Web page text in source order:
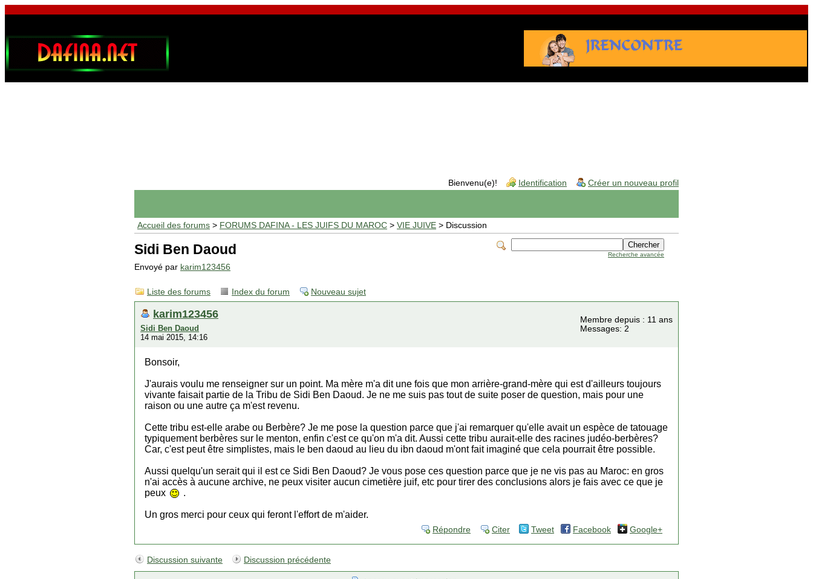
Bienvenu(e)! Identification Créer un nouveau profil
Accueil des forums > FORUMS DAFINA - LES JUIFS DU MAROC > VIE JUIVE > Discussion
Recherche avancée
Sidi Ben Daoud
Envoyé par karim123456
Liste des forums Index du forum Nouveau sujet
karim123456
Sidi Ben Daoud
14 mai 2015, 14:16
Membre depuis : 11 ans
Messages: 2
Bonsoir,
J'aurais voulu me renseigner sur un point. Ma mère m'a dit une fois que mon arrière-grand-mère qui est d'ailleurs toujours
vivante faisait partie de la Tribu de Sidi Ben Daoud. Je ne me suis pas tout de suite poser de question, mais pour une
raison ou une autre ça m'est revenu.
Cette tribu est-elle arabe ou Berbère? Je me pose la question parce que j'ai remarquer qu'elle avait un espèce de tatouage
typiquement berbères sur le menton, enfin c'est ce qu'on m'a dit. Aussi cette tribu aurait-elle des racines judéo-berbères?
Car, c'est peut être simplistes, mais le ben daoud au lieu du ibn daoud m'ont fait imaginé que cela pourrait être possible.
Aussi quelqu'un serait qui il est ce Sidi Ben Daoud? Je vous pose ces question parce que je ne vis pas au Maroc: en gros
n'ai accès à aucune archive, ne peux visiter aucun cimetière juif, etc pour tirer des conclusions alors je fais avec ce que je
peux
.
Un gros merci pour ceux qui feront l'effort de m'aider.
Répondre Citer Tweet Facebook Google+
Discussion suivante Discussion précédente